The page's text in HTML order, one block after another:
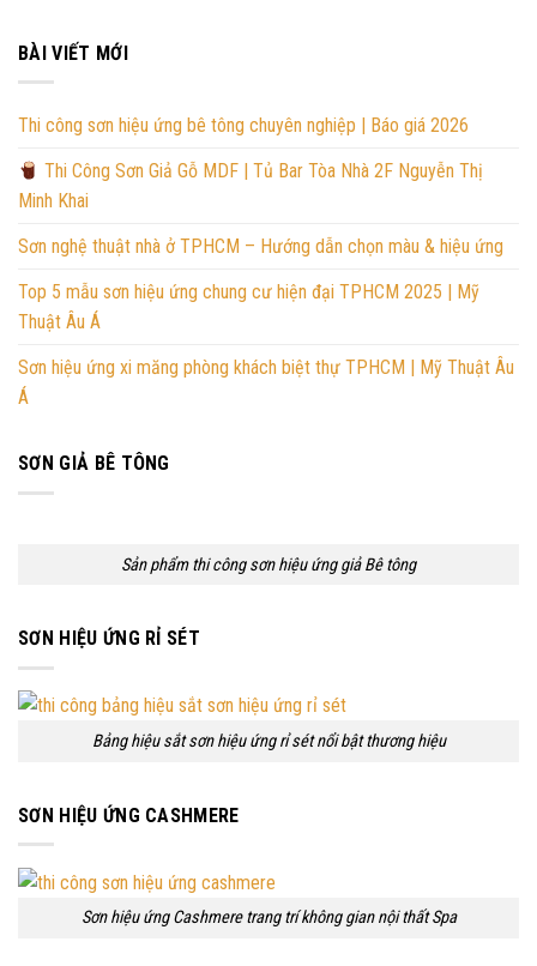
BÀI VIẾT MỚI
Thi công sơn hiệu ứng bê tông chuyên nghiệp | Báo giá 2026
Thi Công Sơn Giả Gỗ MDF | Tủ Bar Tòa Nhà 2F Nguyễn Thị
Minh Khai
Sơn nghệ thuật nhà ở TPHCM – Hướng dẫn chọn màu & hiệu ứng
Top 5 mẫu sơn hiệu ứng chung cư hiện đại TPHCM 2025 | Mỹ
Thuật Âu Á
Sơn hiệu ứng xi măng phòng khách biệt thự TPHCM | Mỹ Thuật Âu
Á
SƠN GIẢ BÊ TÔNG
Sản phẩm thi công sơn hiệu ứng giả Bê tông
SƠN HIỆU ỨNG RỈ SÉT
Bảng hiệu sắt sơn hiệu ứng rỉ sét nổi bật thương hiệu
SƠN HIỆU ỨNG CASHMERE
Sơn hiệu ứng Cashmere trang trí không gian nội thất Spa